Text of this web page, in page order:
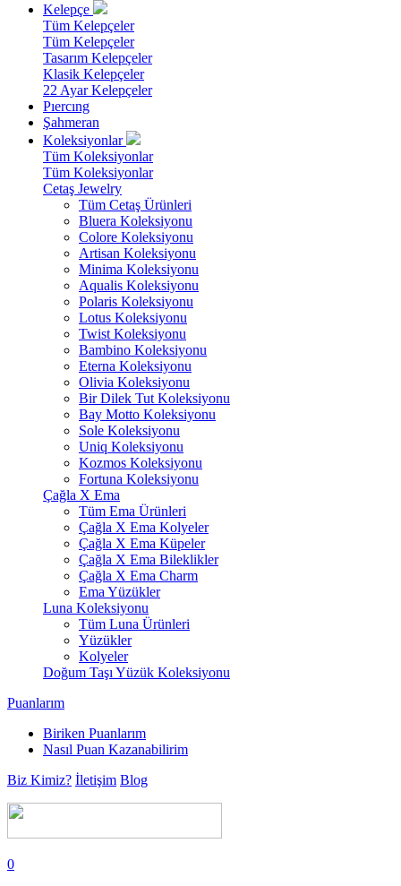
Kelepçe
Tüm Kelepçeler
Tüm Kelepçeler
Tasarım Kelepçeler
Klasik Kelepçeler
22 Ayar Kelepçeler
Pıercıng
Şahmeran
Koleksiyonlar
Tüm Koleksiyonlar
Tüm Koleksiyonlar
Cetaş Jewelry
Tüm Cetaş Ürünleri
Bluera Koleksiyonu
Colore Koleksiyonu
Artisan Koleksiyonu
Minima Koleksiyonu
Aqualis Koleksiyonu
Polaris Koleksiyonu
Lotus Koleksiyonu
Twist Koleksiyonu
Bambino Koleksiyonu
Eterna Koleksiyonu
Olivia Koleksiyonu
Bir Dilek Tut Koleksiyonu
Bay Motto Koleksiyonu
Sole Koleksiyonu
Uniq Koleksiyonu
Kozmos Koleksiyonu
Fortuna Koleksiyonu
Çağla X Ema
Tüm Ema Ürünleri
Çağla X Ema Kolyeler
Çağla X Ema Küpeler
Çağla X Ema Bileklikler
Çağla X Ema Charm
Ema Yüzükler
Luna Koleksiyonu
Tüm Luna Ürünleri
Yüzükler
Kolyeler
Doğum Taşı Yüzük Koleksiyonu
Puanlarım
Biriken Puanlarım
Nasıl Puan Kazanabilirim
Biz Kimiz? İletişim Blog
0